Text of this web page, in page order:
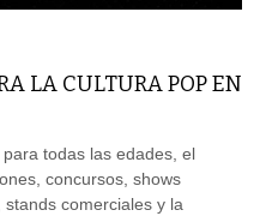
LA CULTURA POP EN
todas las edades, el
concursos, shows
comerciales y la